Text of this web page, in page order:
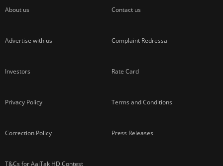
About us Contact us
Advertise with us Complaint Redressal
Investors Rate Card
Privacy Policy Terms and Conditions
Correction Policy Press Releases
T&Cs for AajTak HD Contest